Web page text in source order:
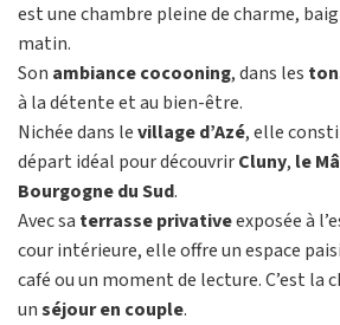
est une chambre pleine de charme,
matin.
Son ambiance cocooning, dans les
à la détente et au bien-être.
Nichée dans levillage d’Azé, elle
départ idéal pour découvrirCluny, le
Bourgogne du Sud.
Avec sa terrasse privativeexposée à
cour intérieure, elle offre un espace
café ou un moment de lecture. C’est la
unséjour en couple.